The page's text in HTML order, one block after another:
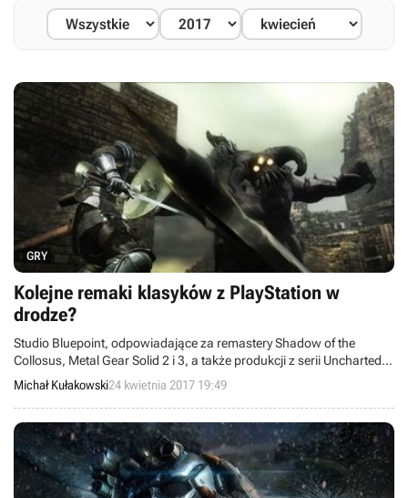
GRY
Kolejne remaki klasyków z PlayStation w
drodze?
Studio Bluepoint, odpowiadające za remastery Shadow of the
Collosus, Metal Gear Solid 2 i 3, a także produkcji z serii Uncharted i
God of War, szuka nowych pracowników, którzy mają pomóc mu w
kolejnym projekcie. Gracze podejrzewają, że potencjalnie możemy
doczekać się odświeżonych edycji gier takich jak inFamous, Killzone,
a nawet Demon's Souls.
Michał Kułakowski24 kwietnia 2017 19:49